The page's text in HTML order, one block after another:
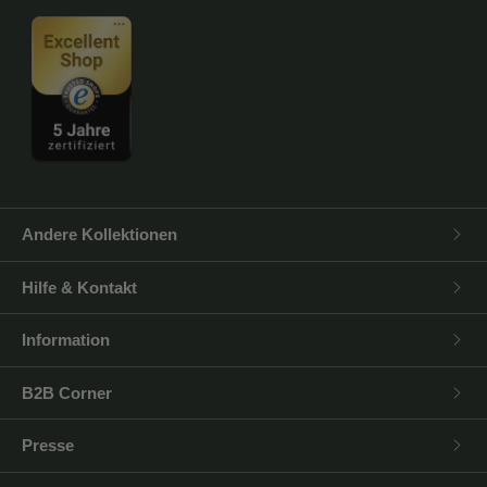
Andere Kollektionen
Hilfe & Kontakt
Information
B2B Corner
Presse